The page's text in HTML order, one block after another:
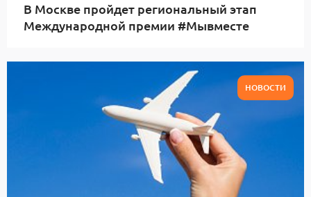
В Москве пройдет региональный этап
Международной премии #Мывместе
НОВОСТИ